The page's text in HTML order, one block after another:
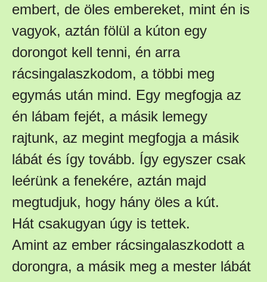
embert, de öles embereket, mint én is
vagyok, aztán fölül a kúton egy
dorongot kell tenni, én arra
rácsingalaszkodom, a többi meg
egymás után mind. Egy megfogja az
én lábam fejét, a másik lemegy
rajtunk, az megint megfogja a másik
lábát és így tovább. Így egyszer csak
leérünk a fenekére, aztán majd
megtudjuk, hogy hány öles a kút.
Hát csakugyan úgy is tettek.
Amint az ember rácsingalaszkodott a
dorongra, a másik meg a mester lábát